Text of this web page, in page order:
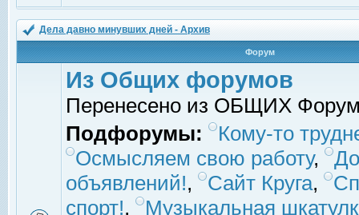
Дела давно минувших дней - Архив
Форум
Из Общих форумов
Перенесено из ОБЩИХ
Подфорумы:
Кому-то
Осмысляем свою работу,
объявлений!, Сайт Круга,
спорт!,
Музыкальная